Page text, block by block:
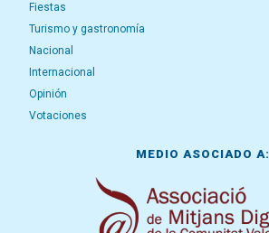
Fiestas
Turismo y gastronomía
Nacional
Internacional
Opinión
Votaciones
MEDIO ASOCIADO A: